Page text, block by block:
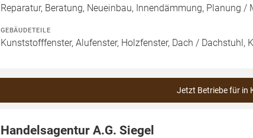
Reparatur, Beratung, Neueinbau, Innendämmung, Planung /
GEBÄUDETEILE
Kunststofffenster, Alufenster, Holzfenster, Dach / Dachstuhl,
Jetzt Betriebe für in
Handelsagentur A.G. Siegel